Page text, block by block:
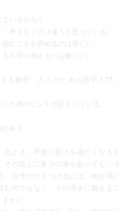
いるだろう。
考える」のは違うと思っている。
むことを辞めるのは難しい。
へ切り替えるのも難しい。
る教室 大人のための哲学入門」
ためのヒントが詰まっている。
ある。
るとき、早急に答えを得たくなるも
その答えに多少の毒があっても、そ
。哲学の力をつけるには、喉が渇い
むのではなく、その渇きに耐えるこ
せん。